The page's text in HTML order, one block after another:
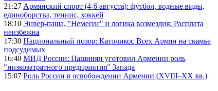
21:27 Армянский спорт (4-6 августа): футбол, водные виды,
единоборства, теннис, хоккей
18:10 Энвер-паша, "Немесис" и логика возмездия: Расплата
неизбежна
17:30 Национальный позор: Католикос Всех Армян на скамье
подсудимых
16:40 МИД России: Пашинян уготовил Армении роль
"низкозатратного предприятия" Запада
15:07 Роль России в освобождении Армении (XVIII–XX вв.)